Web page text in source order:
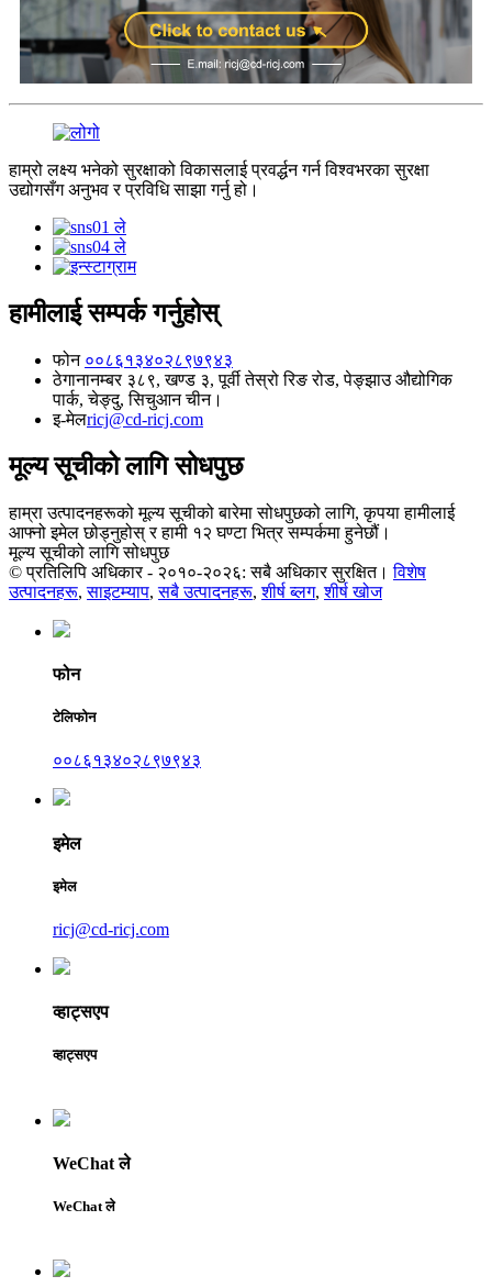
हाम्रो लक्ष्य भनेको सुरक्षाको विकासलाई प्रवर्द्धन गर्न विश्वभरका सुरक्षा
उद्योगसँग अनुभव र प्रविधि साझा गर्नु हो।
हामीलाई सम्पर्क गर्नुहोस्
फोन ००८६१३४०२८९७९४३
ठेगानानम्बर ३८९, खण्ड ३, पूर्वी तेस्रो रिङ रोड, पेङ्झाउ औद्योगिक
पार्क, चेङ्दु, सिचुआन चीन।
इ-मेलricj@cd-ricj.com
मूल्य सूचीको लागि सोधपुछ
हाम्रा उत्पादनहरूको मूल्य सूचीको बारेमा सोधपुछको लागि, कृपया हामीलाई
आफ्नो इमेल छोड्नुहोस् र हामी १२ घण्टा भित्र सम्पर्कमा हुनेछौं।
मूल्य सूचीको लागि सोधपुछ
© प्रतिलिपि अधिकार - २०१०-२०२६: सबै अधिकार सुरक्षित। विशेष
उत्पादनहरू,साइटम्याप,सबै उत्पादनहरू,शीर्ष ब्लग,शीर्ष खोज
फोन
टेलिफोन
००८६१३४०२८९७९४३
इमेल
इमेल
ricj@cd-ricj.com
व्हाट्सएप
व्हाट्सएप
WeChat ले
WeChat ले